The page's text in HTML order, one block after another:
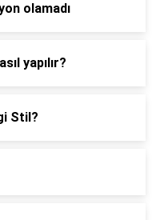
olamadı
yapılır?
Stil?